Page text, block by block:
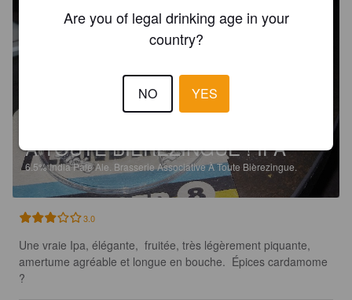
À TOUTE BIÈREZINGUE ! IPA
6.5%India Pale Ale. Brasserie Associative À Toute Bièrezingue.
3.0
Une vraie Ipa, élégante,  fruitée, très légèrement piquante,
amertume agréable et longue en bouche.  Épices cardamome
?
Are you of legal drinking age in your
country?
NO YES